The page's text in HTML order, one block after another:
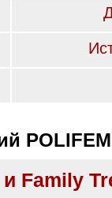
POLIFEM
Family